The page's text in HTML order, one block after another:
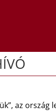
az ország